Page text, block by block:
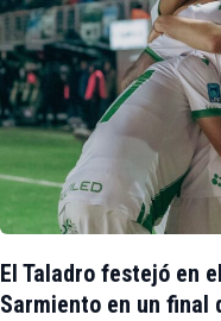
El Taladro festejó en
Sarmiento en un final